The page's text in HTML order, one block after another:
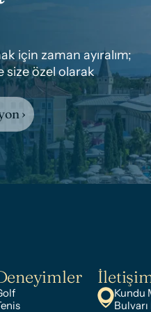
için zaman ayıralım;
size özel olarak
›
Kundu
Bulvarı